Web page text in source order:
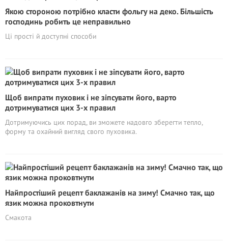
Якою стороною потрібно класти фольгу на деко. Більшість
господинь робить це неправильно
Ці прості й доступні способи
Щоб випрати пуховик і не зіпсувати його, варто
дотримуватися цих 3-х правил
Дотримуючись цих порад, ви зможете надовго зберегти тепло,
форму та охайний вигляд свого пуховика.
Найпростіший рецепт баклажанів на зиму! Смачно так, що
язик можна проковтнути
Смакота